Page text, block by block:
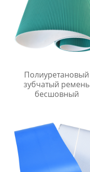
Полиуретановый
зубчатый ремень
бесшовный